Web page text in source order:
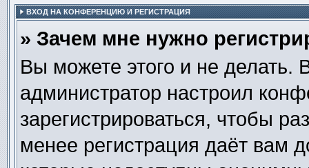
ВХОД НА КОНФЕРЕНЦИЮ И РЕГИСТРАЦИЯ
» Зачем мне нужно
Вы можете этого и не делать.
администратор настроил
зарегистрироваться, чтобы
менее регистрация даёт вам